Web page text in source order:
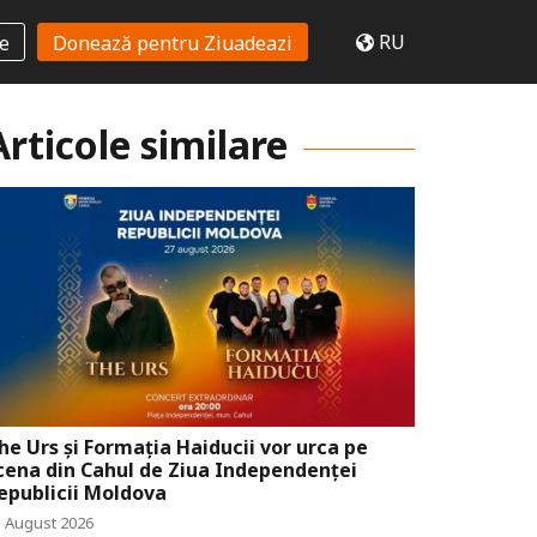
Donează pentru Ziuadeazi RU
similare
Urs și Formația Haiducii vor urca pe
din Cahul de Ziua Independenței
Moldova
August 2026